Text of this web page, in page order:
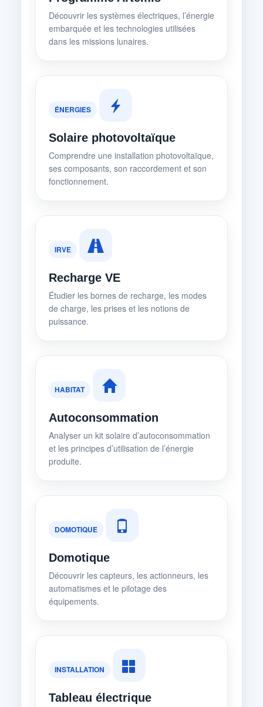
Découvrir les systèmes électriques, l’énergie
embarquée et les technologies utilisées
dans les missions lunaires.
ÉNERGIES
Solaire photovoltaïque
Comprendre une installation photovoltaïque,
ses composants, son raccordement et son
fonctionnement.
IRVE
Recharge VE
Étudier les bornes de recharge, les modes
de charge, les prises et les notions de
puissance.
HABITAT
Autoconsommation
Analyser un kit solaire d’autoconsommation
et les principes d’utilisation de l’énergie
produite.
DOMOTIQUE
Domotique
Découvrir les capteurs, les actionneurs, les
automatismes et le pilotage des
équipements.
INSTALLATION
Tableau électrique